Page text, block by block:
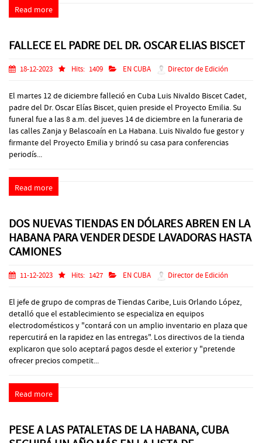
Read more
FALLECE EL PADRE DEL DR. OSCAR ELIAS BISCET
18-12-2023 Hits: 1409 EN CUBA Director de Edición
El martes 12 de diciembre falleció en Cuba Luis Nivaldo Biscet Cadet,
padre del Dr. Oscar Elías Biscet, quien preside el Proyecto Emilia. Su
funeral fue a las 8 a.m. del jueves 14 de diciembre en la funeraria de
las calles Zanja y Belascoaín en La Habana. Luis Nivaldo fue gestor y
firmante del Proyecto Emilia y brindó su casa para conferencias
periodís...
Read more
DOS NUEVAS TIENDAS EN DÓLARES ABREN EN LA
HABANA PARA VENDER DESDE LAVADORAS HASTA
CAMIONES
11-12-2023 Hits: 1427 EN CUBA Director de Edición
El jefe de grupo de compras de Tiendas Caribe, Luis Orlando López,
detalló que el establecimiento se especializa en equipos
electrodomésticos y "contará con un amplio inventario en plaza que
repercutirá en la rapidez en las entregas". Los directivos de la tienda
explicaron que solo aceptará pagos desde el exterior y "pretende
ofrecer precios competit...
Read more
PESE A LAS PATALETAS DE LA HABANA, CUBA